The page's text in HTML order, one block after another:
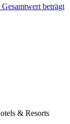
beträgt